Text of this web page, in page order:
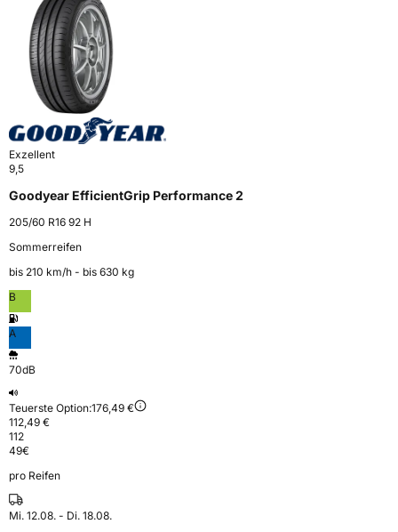
Exzellent
9,5
Goodyear EfficientGrip Performance 2
205/60 R16 92 H
Sommerreifen
bis 210 km⁠/⁠h - bis 630 kg
B
A
70dB
Teuerste Option:176,49 €
112,49 €
112
49€
pro Reifen
Mi. 12.08. - Di. 18.08.